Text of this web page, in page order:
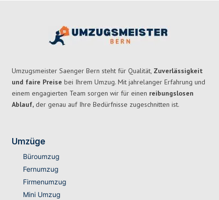
Umzugsmeister Saenger Bern steht für Qualität, Zuverlässigkeit
und faire Preise bei Ihrem Umzug. Mit jahrelanger Erfahrung und
einem engagierten Team sorgen wir für einen reibungslosen
Ablauf, der genau auf Ihre Bedürfnisse zugeschnitten ist.
Umzüge
Büroumzug
Fernumzug
Firmenumzug
Mini Umzug